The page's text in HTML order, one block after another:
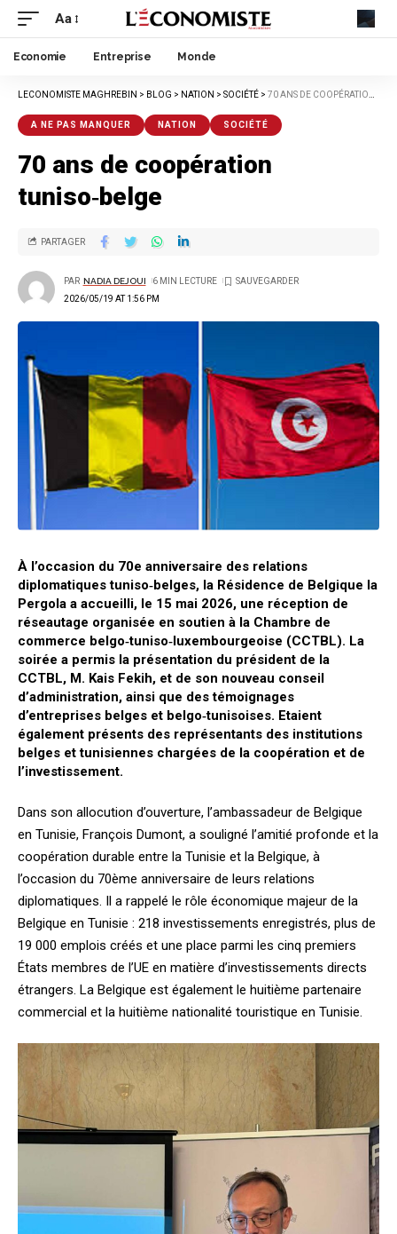
Aa
Economie Entreprise Monde
LECONOMISTE MAGHREBIN > BLOG > NATION > SOCIÉTÉ > 70 ANS DE COOPÉRATION TUNISO‑BELGE
A NE PAS MANQUER NATION SOCIÉTÉ
70 ans de coopération
tuniso‑belge
2026/05/19 AT 1:56 PM
PAR NADIA DEJOUI 6 MIN LECTURE
PARTAGER
À l’occasion du 70e anniversaire des relations
diplomatiques tuniso‑belges, la Résidence de Belgique la
Pergola a accueilli, le 15 mai 2026, une réception de
réseautage organisée en soutien à la Chambre de
commerce belgo‑tuniso‑luxembourgeoise (CCTBL). La
soirée a permis la présentation du président de la
CCTBL, M. Kais Fekih, et de son nouveau conseil
d’administration, ainsi que des témoignages
d’entreprises belges et belgo‑tunisoises. Etaient
également présents des représentants des institutions
belges et tunisiennes chargées de la coopération et de
l’investissement.
Dans son allocution d’ouverture, l’ambassadeur de Belgique
en Tunisie, François Dumont, a souligné l’amitié profonde et la
coopération durable entre la Tunisie et la Belgique, à
l’occasion du 70ème anniversaire de leurs relations
diplomatiques. Il a rappelé le rôle économique majeur de la
Belgique en Tunisie : 218 investissements enregistrés, plus de
19 000 emplois créés et une place parmi les cinq premiers
États membres de l’UE en matière d’investissements directs
étrangers. La Belgique est également le huitième partenaire
commercial et la huitième nationalité touristique en Tunisie.